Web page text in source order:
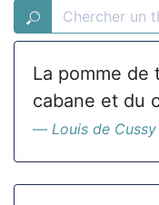
La pomme de
cabane et du
Louis de Cussy